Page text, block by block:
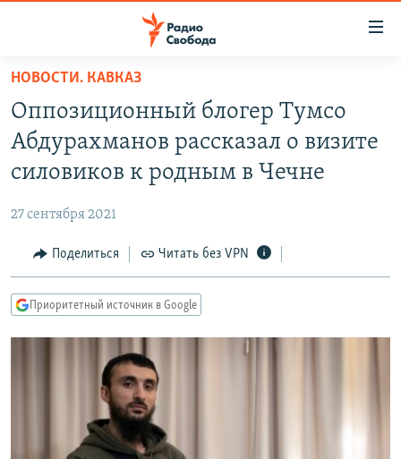
упрощенного
доступа
Вернуться
основному
Вернутся
Вернутся
ПОДКАСТЫ
АВТОРСКИЕ ПРОЕКТЫ
МНЕНИЯ
КУЛЬТУРА
КАВКАЗ.РЕАЛИИ
СЕВЕР.РЕАЛИИ
СИБИРЬ.РЕАЛИИ
РАСПИСАНИЕ ВЕЩАНИЯ
ПОДПИШИТЕСЬ НА РАССЫЛКУ
НОВОСТИ. КАВКАЗ
Оппозиционный блогер Тумсо
Абдурахманов рассказал о визите
силовиков к родным в Чечне
27 сентября 2021
Поделиться Читать без VPN
Приоритетный источник в Google